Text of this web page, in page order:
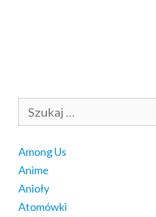
Among Us
Anime
Anioły
Atomówki